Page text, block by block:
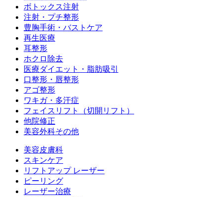
ボトックス注射
注射・プチ整形
豊胸手術・バストケア
再生医療
耳整形
ホクロ除去
医療ダイエット・脂肪吸引
口整形・唇整形
アゴ整形
ワキガ・多汗症
フェイスリフト（切開リフト）
他院修正
美容外科その他
美容皮膚科
スキンケア
リフトアップ レーザー
ピーリング
レーザー治療